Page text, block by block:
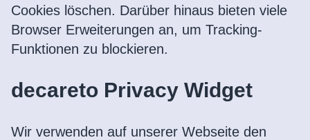
Cookies löschen. Darüber hinaus bieten viele
Browser Erweiterungen an, um Tracking-
Funktionen zu blockieren.
decareto Privacy Widget
Wir verwenden auf unserer Webseite den